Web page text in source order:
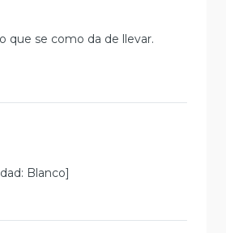
que se como da de llevar.
Blanco]